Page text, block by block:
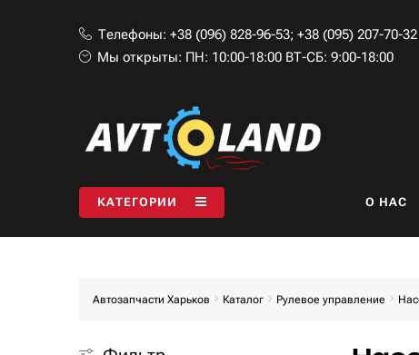
Телефоны: +38 (096) 828-96-53; +38 (095) 207-70-32
Мы открыты: ПН: 10:00-18:00 ВТ-СБ: 9:00-18:00
КАТЕГОРИИ O НАС
Автозапчасти Харьков Каталог Рулевое управление